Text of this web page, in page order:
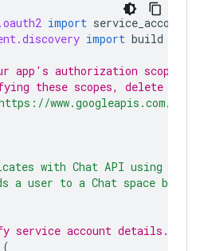
import service_account
import build
app's authorization scopes.
these scopes, delete
www.googleapis.com/
with Chat API using app
a user to a Chat space by
service account details.
(